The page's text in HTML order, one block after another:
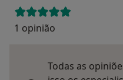
1 opinião
Todas as